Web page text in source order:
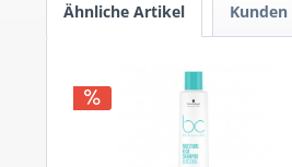
Ähnliche Artikel